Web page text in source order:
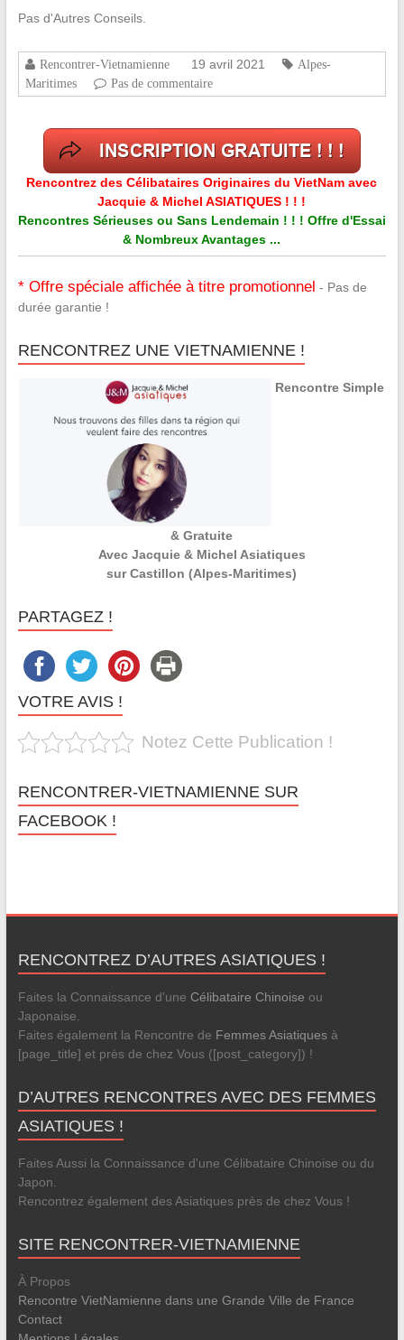
Pas d'Autres Conseils.
Rencontrer-Vietnamienne 19 avril 2021
Alpes-
Maritimes
Pas de commentaire
Rencontrez des Célibataires Originaires du VietNam avec
Jacquie & Michel ASIATIQUES ! ! !
Rencontres Sérieuses ou Sans Lendemain ! ! ! Offre d'Essai
& Nombreux Avantages ...
* Offre spéciale affichée à titre promotionnel - Pas de
durée garantie !
RENCONTREZ UNE VIETNAMIENNE !
Rencontre Simple
& Gratuite
Avec Jacquie & Michel Asiatiques
sur Castillon (Alpes-Maritimes)
PARTAGEZ !
VOTRE AVIS !
Notez Cette Publication !
RENCONTRER-VIETNAMIENNE SUR
FACEBOOK !
RENCONTREZ D’AUTRES ASIATIQUES !
Faites la Connaissance d'une Célibataire Chinoise ou
Japonaise.
Faites également la Rencontre de Femmes Asiatiquesà
[page_title] et près de chez Vous ([post_category]) !
D’AUTRES RENCONTRES AVEC DES FEMMES
ASIATIQUES !
Faites Aussi la Connaissance d'une Célibataire Chinoise ou du
Japon.
Rencontrez également des Asiatiques près de chez Vous !
SITE RENCONTRER-VIETNAMIENNE
À Propos
Rencontre VietNamienne dans une Grande Ville de France
Contact